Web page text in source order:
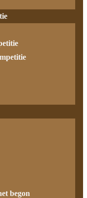
begon